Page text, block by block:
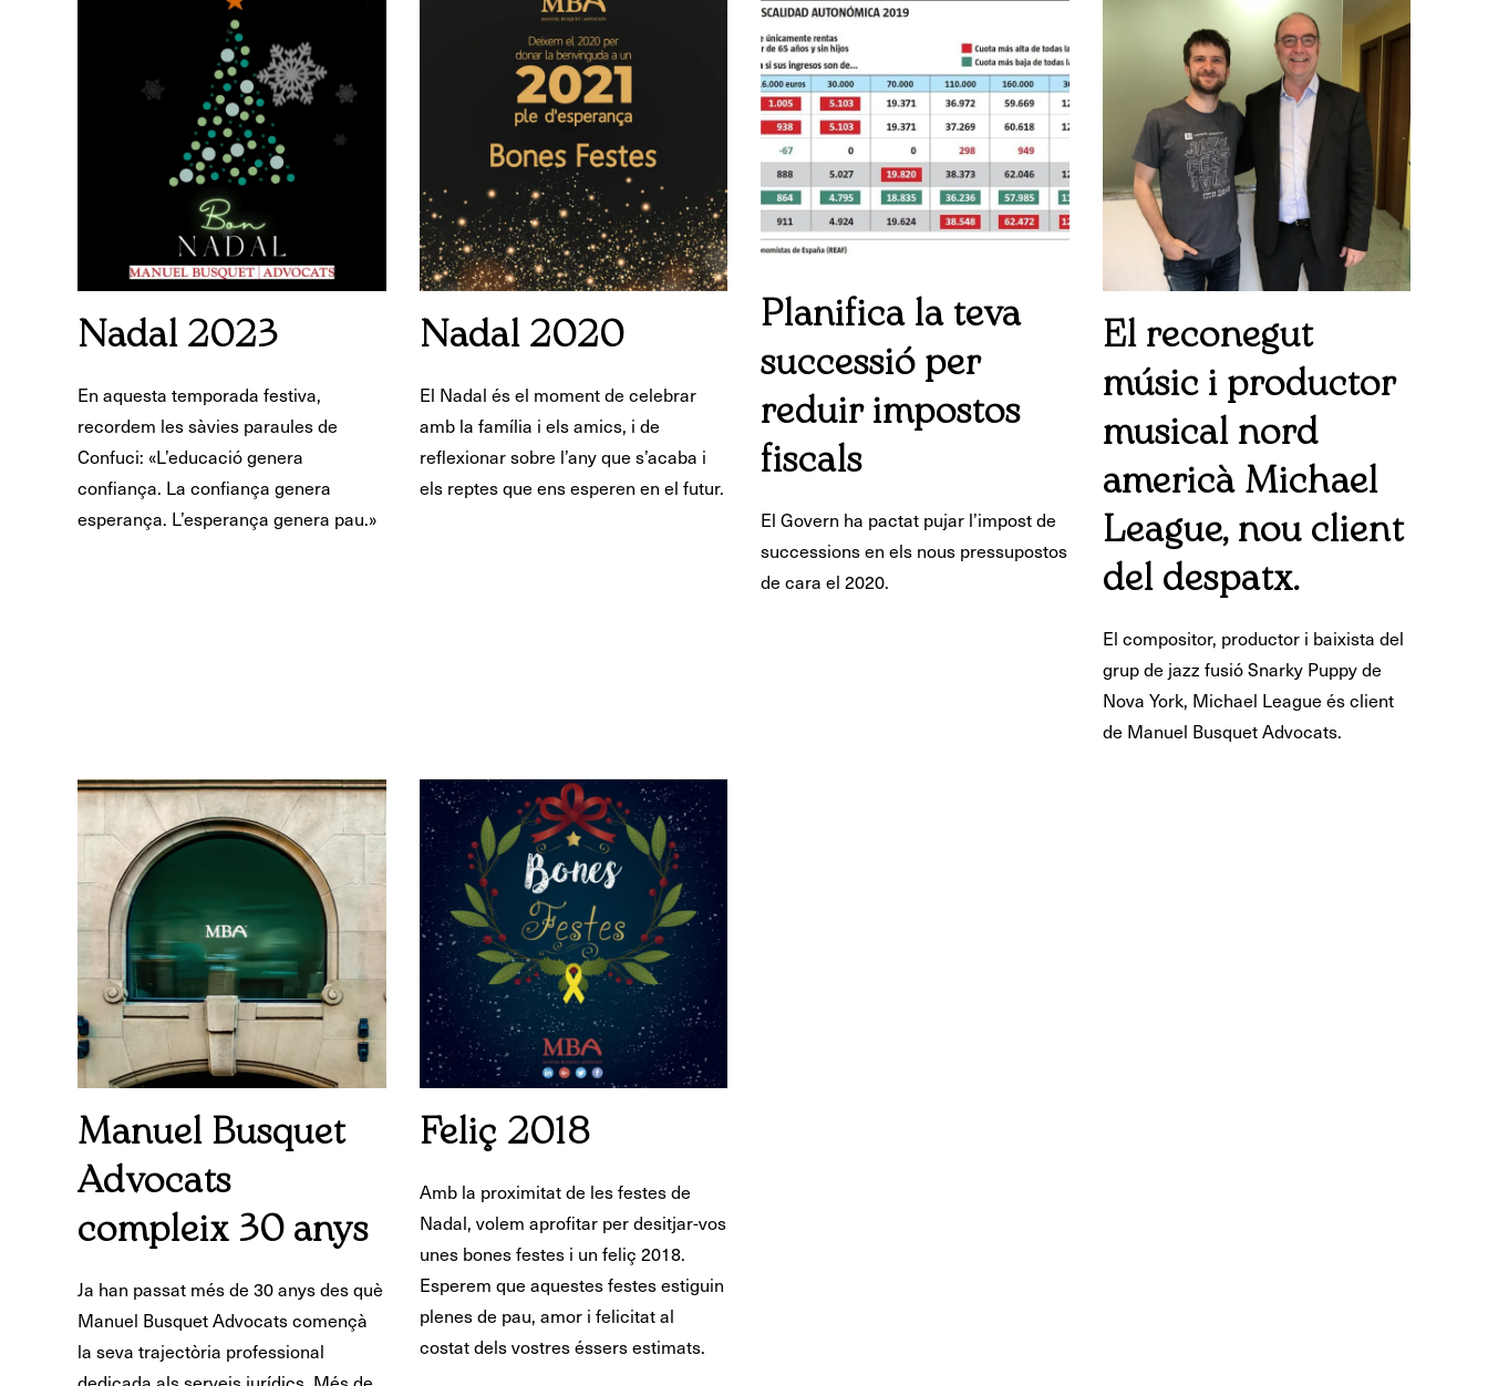
Nadal 2023
En aquesta temporada festiva,
recordem les sàvies paraules de
Confuci: «L’educació genera
confiança. La confiança genera
esperança. L’esperança genera pau.»
Nadal 2020
El Nadal és el moment de celebrar
amb la família i els amics, i de
reflexionar sobre l’any que s’acaba i
els reptes que ens esperen en el futur.
Planifica la teva
successió per
reduir impostos
fiscals
El Govern ha pactat pujar l’impost de
successions en els nous pressupostos
de cara el 2020.
El reconegut
músic i productor
musical nord
americà Michael
League, nou client
del despatx.
El compositor, productor i baixista del
grup de jazz fusió Snarky Puppy de
Nova York, Michael League és client
de Manuel Busquet Advocats.
Manuel Busquet
Advocats
compleix 30 anys
Ja han passat més de 30 anys des què
Manuel Busquet Advocats començà
la seva trajectòria professional
Feliç 2018
Amb la proximitat de les festes de
Nadal, volem aprofitar per desitjar-vos
unes bones festes i un feliç 2018.
Esperem que aquestes festes estiguin
plenes de pau, amor i felicitat al
costat dels vostres éssers estimats.